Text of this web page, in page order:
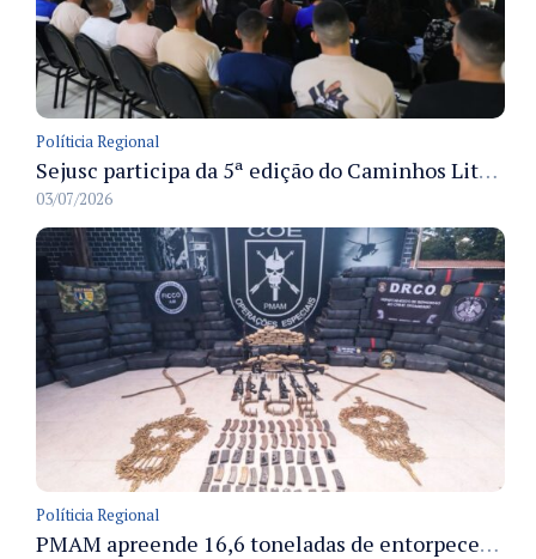
Políticia Regional
Sejusc participa da 5ª edição do Caminhos Literários com foco na cultura hip-hop nas unidades socioeducativas
03/07/2026
Políticia Regional
PMAM apreende 16,6 toneladas de entorpecentes e registra aumento nas prisões em flagrante e nas capturas de foragidos no primeiro semestre de 2026